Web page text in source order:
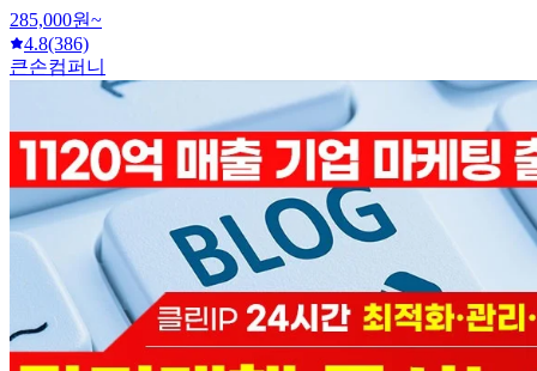
285,000원~
4.8(386)
큰손컴퍼니